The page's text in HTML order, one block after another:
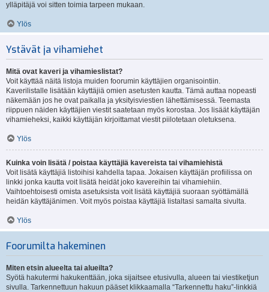
ylläpitäjä voi sitten toimia tarpeen mukaan.
Ylös
Ystävät ja vihamiehet
Mitä ovat kaveri ja vihamieslistat?
Voit käyttää näitä listoja muiden foorumin käyttäjien organisointiin.
Kaverilistalle lisätään käyttäjiä omien asetusten kautta. Tämä auttaa nopeasti
näkemään jos he ovat paikalla ja yksityisviestien lähettämisessä. Teemasta
riippuen näiden käyttäjien viestit saatetaan myös korostaa. Jos lisäät käyttäjän
vihamieheksi, kaikki käyttäjän kirjoittamat viestit piilotetaan oletuksena.
Ylös
Kuinka voin lisätä / poistaa käyttäjiä kavereista tai vihamiehistä
Voit lisätä käyttäjiä listoihisi kahdella tapaa. Jokaisen käyttäjän profiilissa on
linkki jonka kautta voit lisätä heidät joko kavereihin tai vihamiehiin.
Vaihtoehtoisesti omista asetuksista voit lisätä käyttäjiä suoraan syöttämällä
heidän käyttäjänimen. Voit myös poistaa käyttäjiä listaltasi samalta sivulta.
Ylös
Foorumilta hakeminen
Miten etsin alueelta tai alueilta?
Syötä hakutermi hakukenttään, joka sijaitsee etusivulla, alueen tai viestiketjun
sivulla. Tarkennettuun hakuun pääset klikkaamalla “Tarkennettu haku”-linkkiä